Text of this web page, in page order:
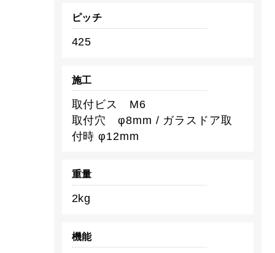
ピッチ
425
施工
取付ビス M6
取付穴 φ8mm / ガラスドア取
付時 φ12mm
重量
2kg
機能